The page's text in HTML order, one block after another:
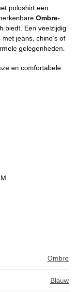
poloshirt een
Ombre-
biedt. Een veelzijdig
jeans, chino’s of
gelegenheden.
en comfortabele
Ombre
Blauw